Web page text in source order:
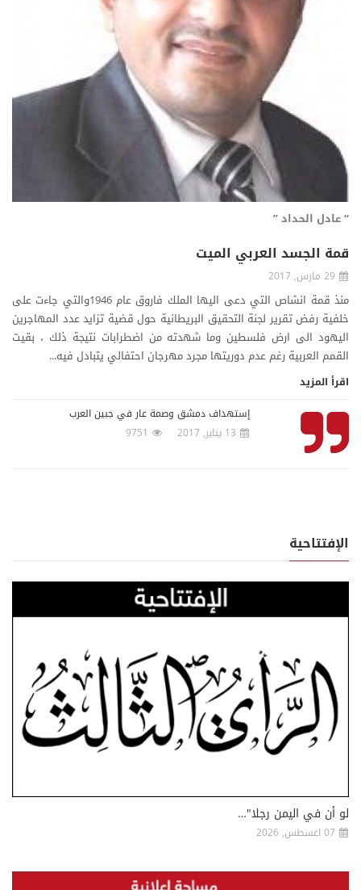
“ عادل الحداد ”
قمة الجسد العربي الميت
29 مارس, 2017
منذ قمة انشاص التي دعى اليها الملك فاروق عام 1946والتي جاءت على
خلفية رفض تقرير لجنة التحقيق البريطانية حول قضية تزايد عدد المهاجرين
اليهود الى ارض فلسطين وما شهدته من اضطرابات نتيجة ذلك ، بقيت
القمم العربية رغم عدم دوريتها مجرد مهرجان احتفالي يتبادل فيه...
اقرأ المزيد
إستهداف دمشق وصمة عار في جبين العرب
13 يناير, 2017
9751
الإفتتاحية
لو أن في اليمن رجلا"…
07 اغسطس, 2026